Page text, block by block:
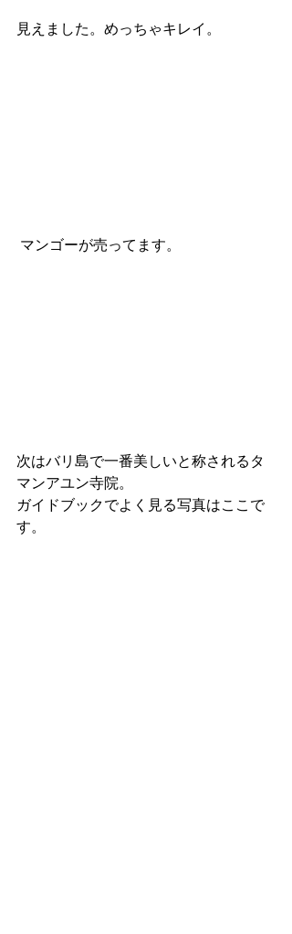
見えました。めっちゃキレイ。
マンゴーが売ってます。
次はバリ島で一番美しいと称されるタ
マンアユン寺院。
ガイドブックでよく見る写真はここで
す。